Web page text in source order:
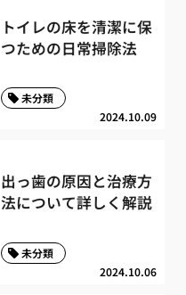
トイレの床を清潔に保
つための日常掃除法
2024.10.09
未分類
出っ歯の原因と治療方
法について詳しく解説
2024.10.06
未分類